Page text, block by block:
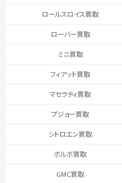
ロールスロイス買取
ローバー買取
ミニ買取
フィアット買取
マセラティ買取
プジョー買取
シトロエン買取
ボルボ買取
GMC買取